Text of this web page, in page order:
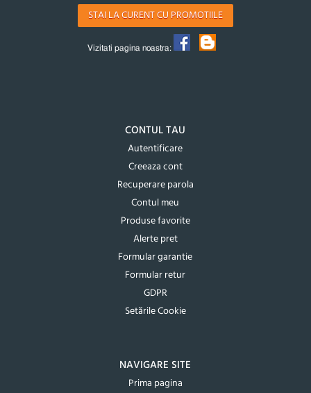
STAI LA CURENT CU PROMOTIILE
Vizitati pagina noastra:
CONTUL TAU
Autentificare
Creeaza cont
Recuperare parola
Contul meu
Produse favorite
Alerte pret
Formular garantie
Formular retur
GDPR
Setările Cookie
NAVIGARE SITE
Prima pagina